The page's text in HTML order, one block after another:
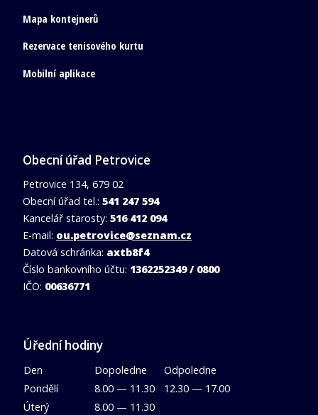
Mapa kontejnerů
Rezervace tenisového kurtu
Mobilní aplikace
Obecní úřad Petrovice
Petrovice 134, 679 02
Obecní úřad tel.: 541 247 594
Kancelář starosty: 516 412 094
E-mail: ou.petrovice@seznam.cz
Datová schránka: axtb8f4
Číslo bankovního účtu: 1362252349 / 0800
IČO: 00636771
Úřední hodiny
Den Dopoledne
Odpoledne
Pondělí
8.00 — 11.30
12.30 — 17.00
Úterý
8.00 — 11.30